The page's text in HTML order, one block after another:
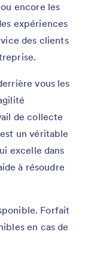
encore les
expériences
des clients
vous les
de collecte
un véritable
excelle dans
à résoudre
Forfait
en cas de